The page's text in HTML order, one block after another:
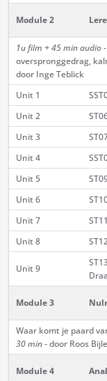
Module 2
1u film + 45 min audio -
overspronggedrag,
door Inge Teblick
Unit 1
Unit 2
Unit 3
Unit 4
Unit 5
Unit 6
Unit 7
Unit 8
Unit 9
Module 3
Waar komt je paard
30 min- door Roos
Module 4